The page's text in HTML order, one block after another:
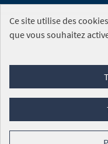
SITE DE
Conditions générales
Mentions
Ce site utilise des
que vous souhaitez